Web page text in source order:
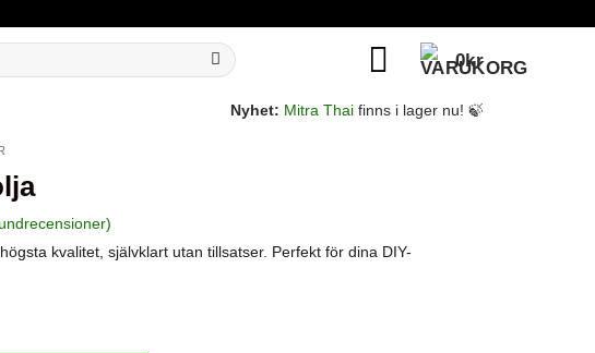
0kr
Nyhet: Mitra Thai finns i lager nu! 🍃
kvalitet, självklart utan tillsatser. Perfekt för dina DIY-